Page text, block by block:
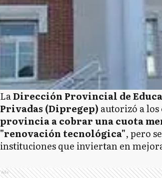
LaDirección Provincial de
Privadas (Dipregep) autorizó a los
provincia a cobrar una cuota
"renovación tecnológica", pero
instituciones que inviertan en
Ads